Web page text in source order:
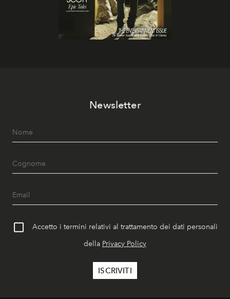
Newsletter
Accetto i termini relativi al trattamento dei dati personali
della Privacy Policy